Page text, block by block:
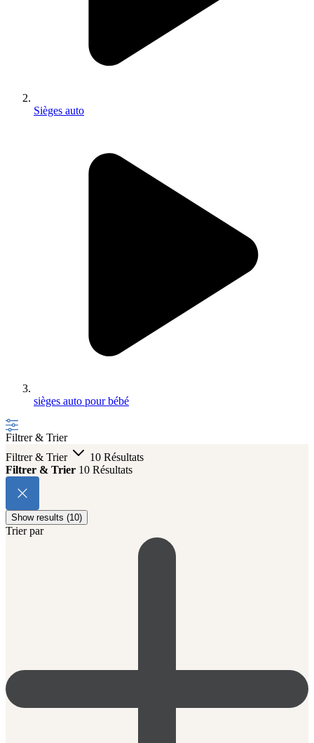
Sièges auto
sièges auto pour bébé
Filtrer & Trier
Filtrer & Trier
10 Résultats
Filtrer & Trier 10 Résultats
Show results (10)
Trier par